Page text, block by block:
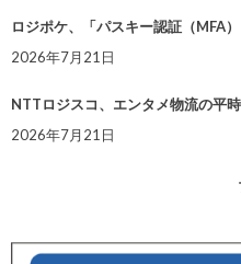
ロジポケ、「パスキー認証（MFA
2026年7月21日
NTTロジスコ、エンタメ物流の平
2026年7月21日